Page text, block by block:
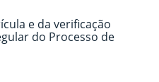
e da verificação
do Processo de